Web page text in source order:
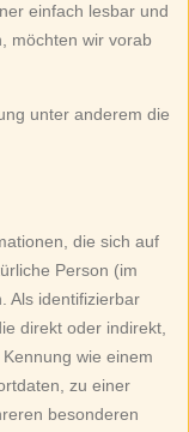
einfach lesbar und
möchten wir vorab
unter anderem die
die sich auf
Person (im
Als identifizierbar
direkt oder indirekt,
wie einem
zu einer
besonderen